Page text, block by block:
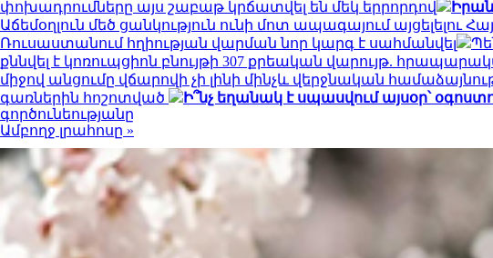
փոխադրումները այս շաբաթ կրճատվել են մեկ երրորդով
Աճեմօղլուն մեծ ցանկություն ունի մոտ ապագայում
Ռուսաստանում հղիության վարման նոր կարգ է սահմանվել
քննվել է կոռուպցիոն բնույթի 307 քրեական վարույթ.
միջով անցումը վճարովի չի լինի մինչև վերջնական
գառներին հոշոտված
Ի՞նչ եղանակ է սպասվում այսօր՝
գործունեությանը
Ամբողջ լրահոսը »